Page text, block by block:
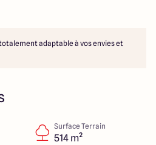
Est
4.9
adaptable à vos envies et
Surface Terrain
514 m²